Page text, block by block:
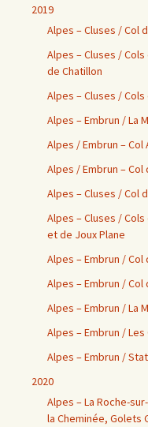
2019
Alpes – Cluses / Col
Alpes – Cluses /
de Chatillon
Alpes – Cluses /
Alpes – Embrun / La
Alpes / Embrun – Col
Alpes / Embrun – Col
Alpes – Cluses / Col
Alpes – Cluses /
et de Joux Plane
Alpes – Embrun / Col
Alpes – Embrun / Col
Alpes – Embrun / La
Alpes – Embrun /
Alpes – Embrun /
2020
Alpes – La Roche-
la Cheminée, Golets